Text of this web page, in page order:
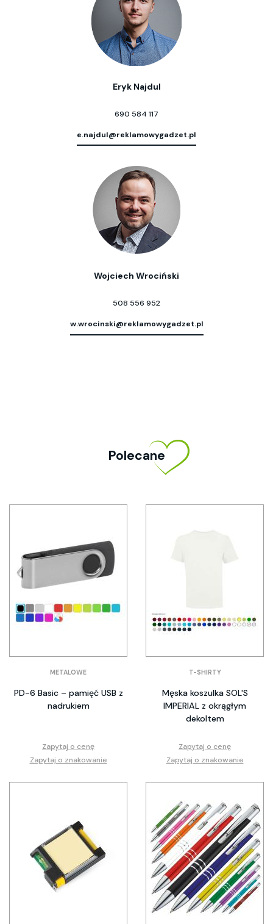
Eryk Najdul
690 584 117
e.najdul@reklamowygadzet.pl
Wojciech Wrociński
508 556 952
w.wrocinski@reklamowygadzet.pl
Polecane
METALOWE
PD-6 Basic – pamięć USB z
nadrukiem
Zapytaj o cenę
Zapytaj o znakowanie
T-SHIRTY
Męska koszulka SOL'S
IMPERIAL z okrągłym
dekoltem
Zapytaj o cenę
Zapytaj o znakowanie